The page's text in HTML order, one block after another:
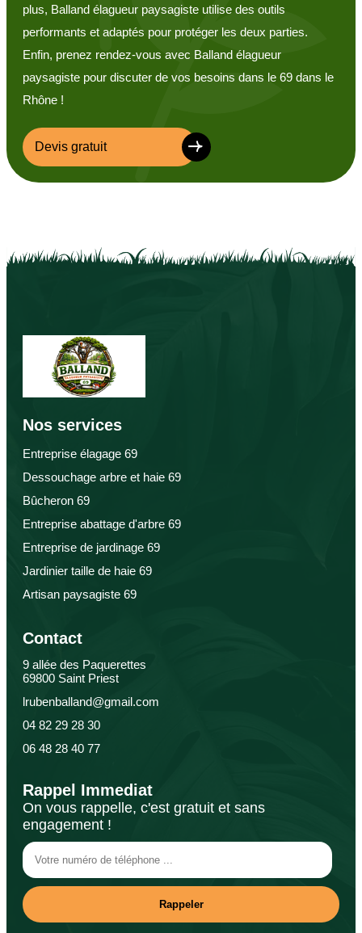
plus, Balland élagueur paysagiste utilise des outils
performants et adaptés pour protéger les deux parties.
Enfin, prenez rendez-vous avec Balland élagueur
paysagiste pour discuter de vos besoins dans le 69 dans le
Rhône !
Devis gratuit
Nos services
Entreprise élagage 69
Dessouchage arbre et haie 69
Bûcheron 69
Entreprise abattage d'arbre 69
Entreprise de jardinage 69
Jardinier taille de haie 69
Artisan paysagiste 69
Contact
9 allée des Paquerettes
69800 Saint Priest
lrubenballand@gmail.com
04 82 29 28 30
06 48 28 40 77
Rappel Immediat
On vous rappelle, c'est gratuit et sans
engagement !